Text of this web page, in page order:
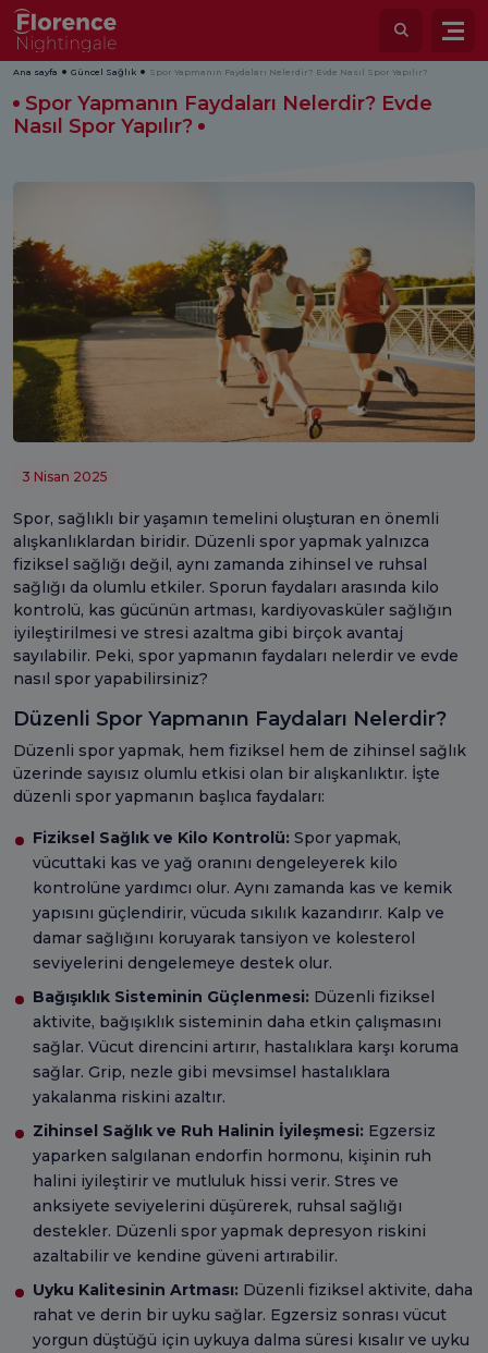
Ana sayfa Güncel Sağlık Spor Yapmanın Faydaları Nelerdir? Evde Nasıl Spor Yapılır?
Spor Yapmanın Faydaları Nelerdir? Evde
Nasıl Spor Yapılır?
3 Nisan 2025
Spor, sağlıklı bir yaşamın temelini oluşturan en önemli
alışkanlıklardan biridir. Düzenli spor yapmak yalnızca
fiziksel sağlığı değil, aynı zamanda zihinsel ve ruhsal
sağlığı da olumlu etkiler. Sporun faydaları arasında kilo
kontrolü, kas gücünün artması, kardiyovasküler sağlığın
iyileştirilmesi ve stresi azaltma gibi birçok avantaj
sayılabilir. Peki, spor yapmanın faydaları nelerdir ve evde
nasıl spor yapabilirsiniz?
Düzenli Spor Yapmanın Faydaları Nelerdir?
Düzenli spor yapmak, hem fiziksel hem de zihinsel sağlık
üzerinde sayısız olumlu etkisi olan bir alışkanlıktır. İşte
düzenli spor yapmanın başlıca faydaları:
Fiziksel Sağlık ve Kilo Kontrolü: Spor yapmak,
vücuttaki kas ve yağ oranını dengeleyerek kilo
kontrolüne yardımcı olur. Aynı zamanda kas ve kemik
yapısını güçlendirir, vücuda sıkılık kazandırır. Kalp ve
damar sağlığını koruyarak tansiyon ve kolesterol
seviyelerini dengelemeye destek olur.
Bağışıklık Sisteminin Güçlenmesi: Düzenli fiziksel
aktivite, bağışıklık sisteminin daha etkin çalışmasını
sağlar. Vücut direncini artırır, hastalıklara karşı koruma
sağlar. Grip, nezle gibi mevsimsel hastalıklara
yakalanma riskini azaltır.
Zihinsel Sağlık ve Ruh Halinin İyileşmesi: Egzersiz
yaparken salgılanan endorfin hormonu, kişinin ruh
halini iyileştirir ve mutluluk hissi verir. Stres ve
anksiyete seviyelerini düşürerek, ruhsal sağlığı
destekler. Düzenli spor yapmak depresyon riskini
azaltabilir ve kendine güveni artırabilir.
Uyku Kalitesinin Artması: Düzenli fiziksel aktivite, daha
rahat ve derin bir uyku sağlar. Egzersiz sonrası vücut
yorgun düştüğü için uykuya dalma süresi kısalır ve uyku